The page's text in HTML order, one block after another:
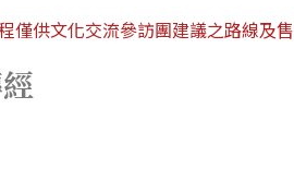
僅供文化交流參訪團建議之路線及